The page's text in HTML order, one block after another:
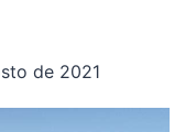
de 2021